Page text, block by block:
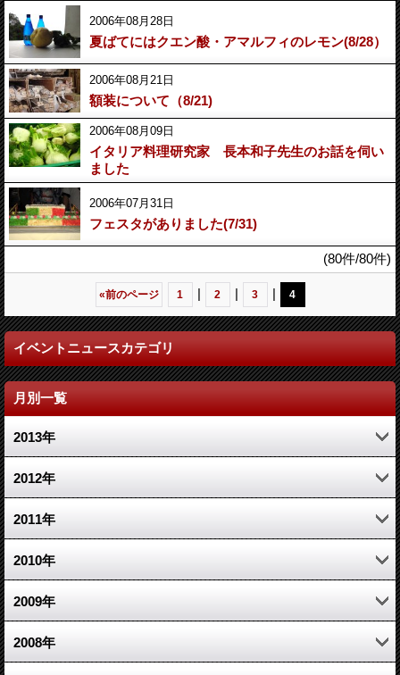
2006年08月28日
夏ばてにはクエン酸・アマルフィのレモン(8/28）
2006年08月21日
額装について（8/21)
2006年08月09日
イタリア料理研究家 長本和子先生のお話を伺い
ました
2006年07月31日
フェスタがありました(7/31)
(80件/80件)
«前のページ 1 | 2 | 3 | 4
イベントニュースカテゴリ
月別一覧
2013年
10月 (1)
6月 (1)
5月 (1)
1月 (1)
2012年
2月 (1)
2011年
12月 (1)
10月 (1)
5月 (1)
2010年
10月 (1)
8月 (2)
2009年
12月 (1)
2008年